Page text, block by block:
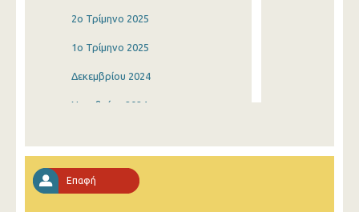
2o Τρίμηνο 2025
1o Τρίμηνο 2025
Δεκεμβρίου 2024
Νοεμβρίου 2024
Αυγούστου 2024
Επαφή